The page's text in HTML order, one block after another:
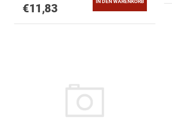
€11,83